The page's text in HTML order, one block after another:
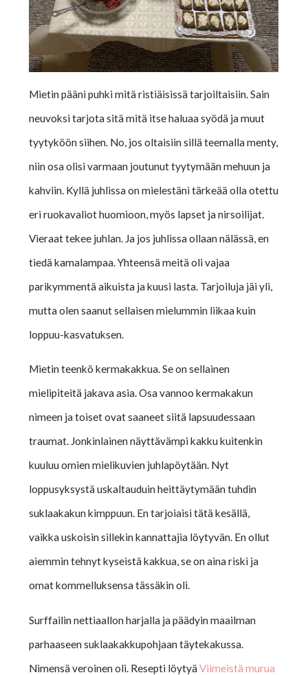
Mietin pääni puhki mitä ristiäisissä tarjoiltaisiin. Sain
neuvoksi tarjota sitä mitä itse haluaa syödä ja muut
tyytyköön siihen. No, jos oltaisiin sillä teemalla menty,
niin osa olisi varmaan joutunut tyytymään mehuun ja
kahviin. Kyllä juhlissa on mielestäni tärkeää olla otettu
eri ruokavaliot huomioon, myös lapset ja nirsoilijat.
Vieraat tekee juhlan. Ja jos juhlissa ollaan nälässä, en
tiedä kamalampaa. Yhteensä meitä oli vajaa
parikymmentä aikuista ja kuusi lasta. Tarjoiluja jäi yli,
mutta olen saanut sellaisen mielummin liikaa kuin
loppuu-kasvatuksen.
Mietin teenkö kermakakkua. Se on sellainen
mielipiteitä jakava asia. Osa vannoo kermakakun
nimeen ja toiset ovat saaneet siitä lapsuudessaan
traumat. Jonkinlainen näyttävämpi kakku kuitenkin
kuuluu omien mielikuvien juhlapöytään. Nyt
loppusyksystä uskaltauduin heittäytymään tuhdin
suklaakakun kimppuun. En tarjoiaisi tätä kesällä,
vaikka uskoisin sillekin kannattajia löytyvän. En ollut
aiemmin tehnyt kyseistä kakkua, se on aina riski ja
omat kommelluksensa tässäkin oli.
Surffailin nettiaallon harjalla ja päädyin maailman
parhaaseen suklaakakkupohjaan täytekakussa.
Nimensä veroinen oli. Resepti löytyäViimeistä murua